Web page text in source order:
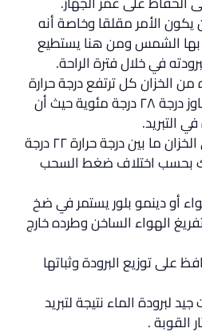
يكون الأمر مقلقا وخاصة أنه
بها الشمس ومن هنا يستطيع
في خلال فترة الراحة.
الخزان كل ترتفع درجة حرارة
الماء لكنها لا تتجاوز درجة ٢٨ درجة مئوية حيث أن
التبريد.
تتراوح البرودة في الخزان ما بين درجة حرارة ٢٢ درجة
وذلك بحسب اختلاف ضغط السحب
أو دينمو بلور يستمر في ضخ
الهواء الساخن وطرده خارج
على توزيع البرودة وثباتها
لبرودة الماء نتيجة لتبريد
القوبة .